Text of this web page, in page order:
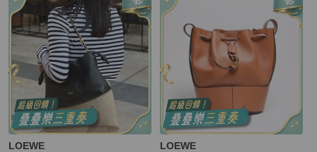
LOEWE LOEWE